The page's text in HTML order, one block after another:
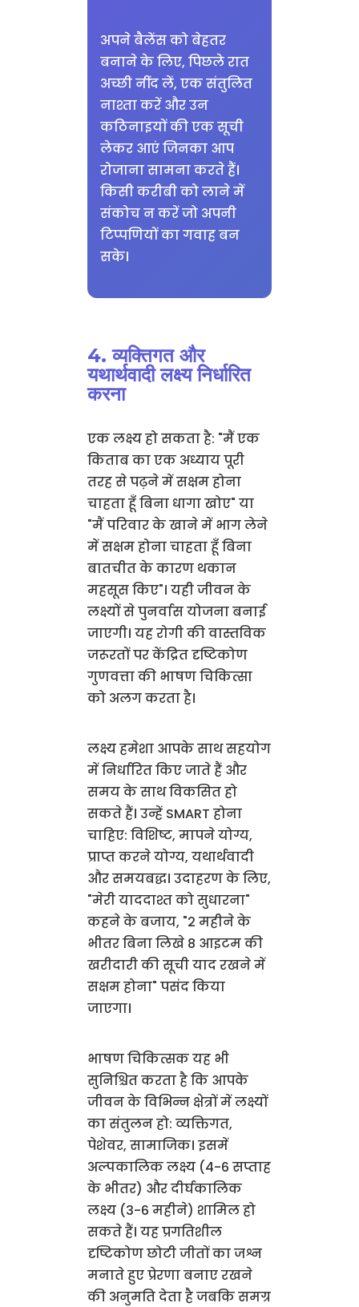
अपने बैलेंस को बेहतर
बनाने के लिए, पिछले रात
अच्छी नींद लें, एक संतुलित
नाश्ता करें और उन
कठिनाइयों की एक सूची
लेकर आएं जिनका आप
रोजाना सामना करते हैं।
किसी करीबी को लाने में
संकोच न करें जो अपनी
टिप्पणियों का गवाह बन
सके।
4. व्यक्तिगत और
यथार्थवादी लक्ष्य निर्धारित
करना
एक लक्ष्य हो सकता है: "मैं एक
किताब का एक अध्याय पूरी
तरह से पढ़ने में सक्षम होना
चाहता हूँ बिना धागा खोए" या
"मैं परिवार के खाने में भाग लेने
में सक्षम होना चाहता हूँ बिना
बातचीत के कारण थकान
महसूस किए"। यही जीवन के
लक्ष्यों से पुनर्वास योजना बनाई
जाएगी। यह रोगी की वास्तविक
जरूरतों पर केंद्रित दृष्टिकोण
गुणवत्ता की भाषण चिकित्सा
को अलग करता है।
लक्ष्य हमेशा आपके साथ सहयोग
में निर्धारित किए जाते हैं और
समय के साथ विकसित हो
सकते हैं। उन्हें SMART होना
चाहिए: विशिष्ट, मापने योग्य,
प्राप्त करने योग्य, यथार्थवादी
और समयबद्ध। उदाहरण के लिए,
"मेरी याददाश्त को सुधारना"
कहने के बजाय, "2 महीने के
भीतर बिना लिखे 8 आइटम की
खरीदारी की सूची याद रखने में
सक्षम होना" पसंद किया
जाएगा।
भाषण चिकित्सक यह भी
सुनिश्चित करता है कि आपके
जीवन के विभिन्न क्षेत्रों में लक्ष्यों
का संतुलन हो: व्यक्तिगत,
पेशेवर, सामाजिक। इसमें
अल्पकालिक लक्ष्य (4-6 सप्ताह
के भीतर) और दीर्घकालिक
लक्ष्य (3-6 महीने) शामिल हो
सकते हैं। यह प्रगतिशील
दृष्टिकोण छोटी जीतों का जश्न
मनाते हुए प्रेरणा बनाए रखने
की अनुमति देता है जबकि समग्र